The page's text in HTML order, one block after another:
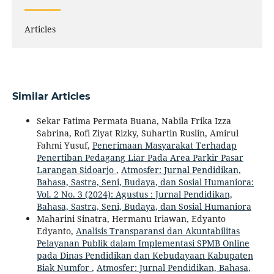
Articles
Similar Articles
Sekar Fatima Permata Buana, Nabila Frika Izza
Sabrina, Rofi Ziyat Rizky, Suhartin Ruslin, Amirul
Fahmi Yusuf, Penerimaan Masyarakat Terhadap
Penertiban Pedagang Liar Pada Area Parkir Pasar
Larangan Sidoarjo , Atmosfer: Jurnal Pendidikan,
Bahasa, Sastra, Seni, Budaya, dan Sosial Humaniora:
Vol. 2 No. 3 (2024): Agustus : Jurnal Pendidikan,
Bahasa, Sastra, Seni, Budaya, dan Sosial Humaniora
Maharini Sinatra, Hermanu Iriawan, Edyanto
Edyanto, Analisis Transparansi dan Akuntabilitas
Pelayanan Publik dalam Implementasi SPMB Online
pada Dinas Pendidikan dan Kebudayaan Kabupaten
Biak Numfor , Atmosfer: Jurnal Pendidikan, Bahasa,